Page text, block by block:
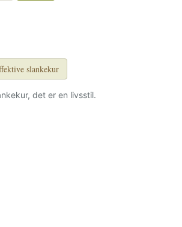
slankekur
det er en livsstil.